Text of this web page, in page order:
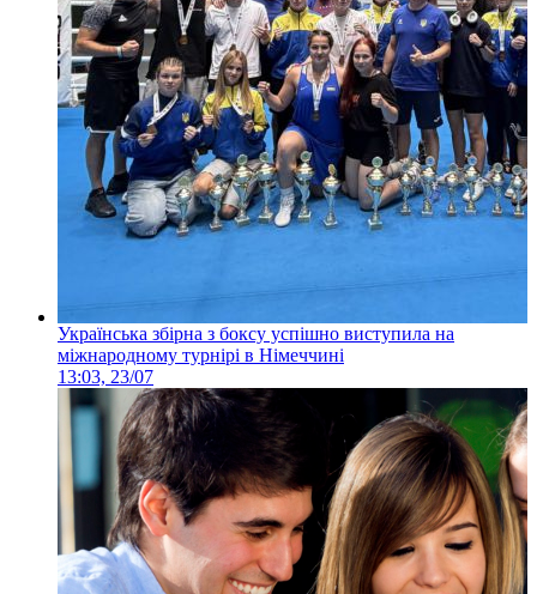
Українська збірна з боксу успішно виступила на
міжнародному турнірі в Німеччині
13:03, 23/07